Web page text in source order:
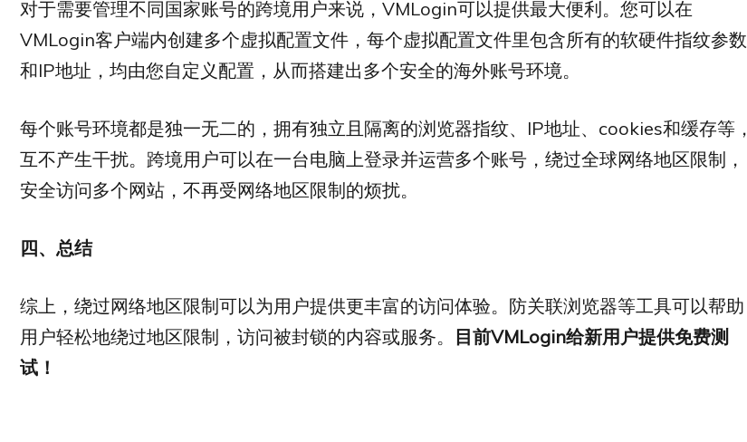
对于需要管理不同国家账号的跨境用户来说，VMLogin可以提供最大便利。您可以在
VMLogin客户端内创建多个虚拟配置文件，每个虚拟配置文件里包含所有的软硬件指纹参数
和IP地址，均由您自定义配置，从而搭建出多个安全的海外账号环境。
每个账号环境都是独一无二的，拥有独立且隔离的浏览器指纹、IP地址、cookies和缓存等，
互不产生干扰。跨境用户可以在一台电脑上登录并运营多个账号，绕过全球网络地区限制，
安全访问多个网站，不再受网络地区限制的烦扰。
四、总结
综上，绕过网络地区限制可以为用户提供更丰富的访问体验。防关联浏览器等工具可以帮助
用户轻松地绕过地区限制，访问被封锁的内容或服务。 目前VMLogin给新用户提供免费测
试！